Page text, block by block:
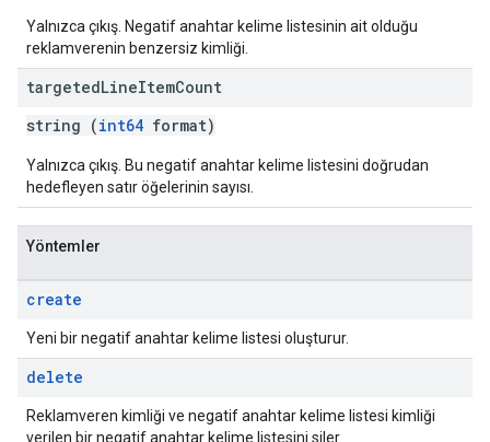
Yalnızca çıkış. Negatif anahtar kelime listesinin ait olduğu
reklamverenin benzersiz kimliği.
targetedLineItemCount
string (int64 format)
Yalnızca çıkış. Bu negatif anahtar kelime listesini doğrudan
hedefleyen satır öğelerinin sayısı.
Yöntemler
create
Yeni bir negatif anahtar kelime listesi oluşturur.
delete
Reklamveren kimliği ve negatif anahtar kelime listesi kimliği
verilen bir negatif anahtar kelime listesini siler.